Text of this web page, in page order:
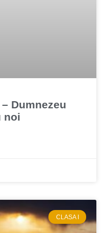
Dumnezeu
noi
CLASA I